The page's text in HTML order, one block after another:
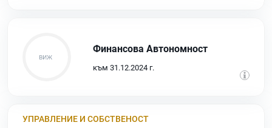
Финансова Автономност
към 31.12.2024 г.
УПРАВЛЕНИЕ И СОБСТВЕНОСТ